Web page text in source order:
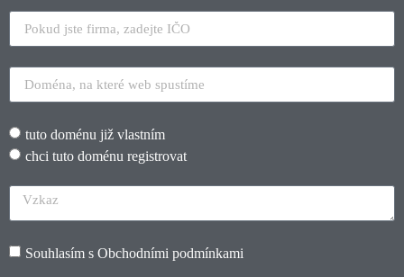
tuto doménu již vlastním
chci tuto doménu registrovat
Souhlasím s Obchodními podmínkami